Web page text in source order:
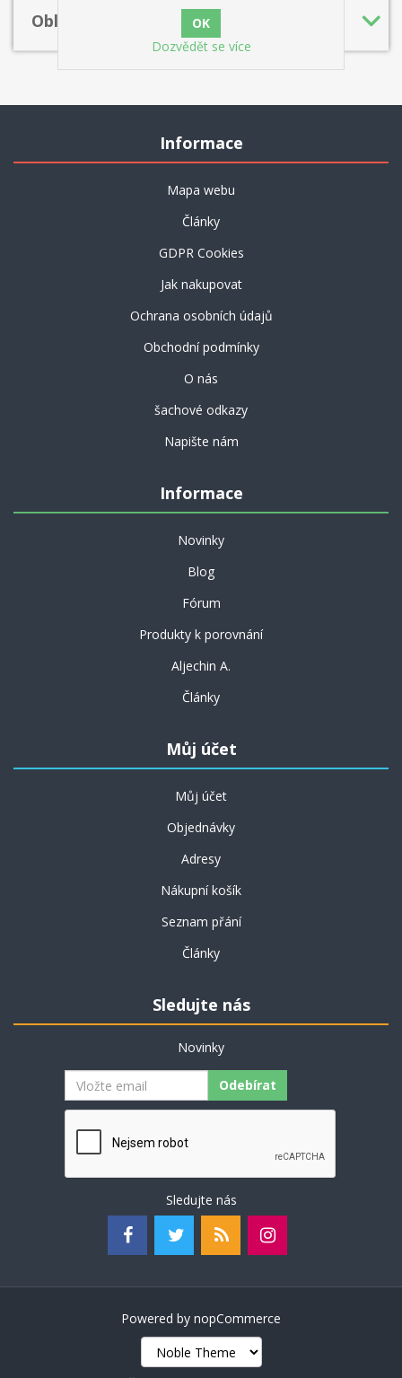
Oblíbená hesla
Informace
Mapa webu
Články
GDPR Cookies
Jak nakupovat
Ochrana osobních údajů
Obchodní podmínky
O nás
šachové odkazy
Napište nám
Informace
Novinky
Blog
Fórum
Produkty k porovnání
Aljechin A.
Články
Můj účet
Můj účet
Objednávky
Adresy
Nákupní košík
Seznam přání
Články
Sledujte nás
Novinky
Odebírat
Sledujte nás
Powered by nopCommerce
Dozvědět se více